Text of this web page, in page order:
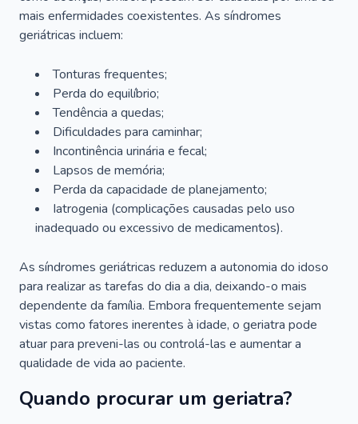
mais enfermidades coexistentes. As síndromes
geriátricas incluem:
Tonturas frequentes;
Perda do equilíbrio;
Tendência a quedas;
Dificuldades para caminhar;
Incontinência urinária e fecal;
Lapsos de memória;
Perda da capacidade de planejamento;
Iatrogenia (complicações causadas pelo uso
inadequado ou excessivo de medicamentos).
As síndromes geriátricas reduzem a autonomia do idoso
para realizar as tarefas do dia a dia, deixando-o mais
dependente da família. Embora frequentemente sejam
vistas como fatores inerentes à idade, o geriatra pode
atuar para preveni-las ou controlá-las e aumentar a
qualidade de vida ao paciente.
Quando procurar um geriatra?